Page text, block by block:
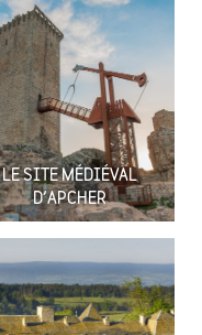
LE SITE MÉDIÉVAL
D’APCHER